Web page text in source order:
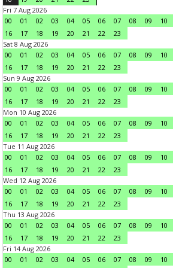
Fri 7 Aug 2026
00
01 02 03 04 05 06 07 08 09 10
16
17 18 19 20 21 22
23
Sat 8 Aug 2026
00
01 02 03 04 05 06 07 08 09 10
16
17 18 19 20 21 22
23
Sun 9 Aug 2026
00
01 02 03 04 05 06 07 08 09 10
16
17 18 19 20 21 22
23
Mon 10 Aug 2026
00
01 02 03 04 05 06 07 08 09 10
16
17 18 19 20 21 22
23
Tue 11 Aug 2026
00
01 02 03 04 05 06 07 08 09 10
16
17 18 19 20 21 22
23
Wed 12 Aug 2026
00
01 02 03 04 05 06 07 08 09 10
16
17 18 19 20 21 22
23
Thu 13 Aug 2026
00
01 02 03 04 05 06 07 08 09 10
16
17 18 19 20 21 22
23
Fri 14 Aug 2026
00
01 02 03 04 05 06 07 08 09 10